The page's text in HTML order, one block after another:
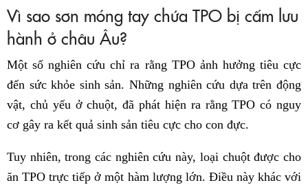
Vì sao sơn móng tay chứa TPO bị cấm lưu
hành ở châu Âu?
Một số nghiên cứu chỉ ra rằng TPO ảnh hưởng tiêu cực
đến sức khỏe sinh sản. Những nghiên cứu dựa trên động
vật, chủ yếu ở chuột, đã phát hiện ra rằng TPO có nguy
cơ gây ra kết quả sinh sản tiêu cực cho con đực.
Tuy nhiên, trong các nghiên cứu này, loại chuột được cho
ăn TPO trực tiếp ở một hàm lượng lớn. Điều này khác với